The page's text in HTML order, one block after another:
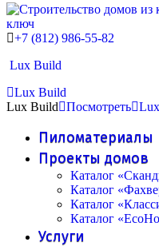
+7 (812) 986-55-82
Lux Build
Lux Build
Lux Build
Посмотреть
Пиломатериалы
Проекты домов
Каталог
Каталог
Каталог
Каталог
Услуги